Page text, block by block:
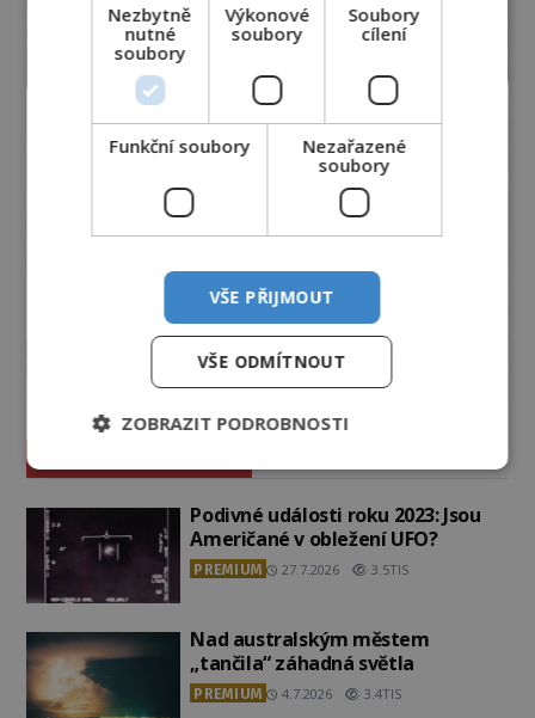
Podivné události roku 2023: Jsou
Američané v obležení UFO?
PREMIUM 27.7.2026 3.5TIS
Nad australským městem
„tančila“ záhadná světla
PREMIUM 4.7.2026 3.4TIS
Nezbytně
nutné
soubory
Výkonové
soubory
Soubory
cílení
Funkční soubory
Nezařazené
soubory
VŠE PŘIJMOUT
VŠE ODMÍTNOUT
ZOBRAZIT PODROBNOSTI